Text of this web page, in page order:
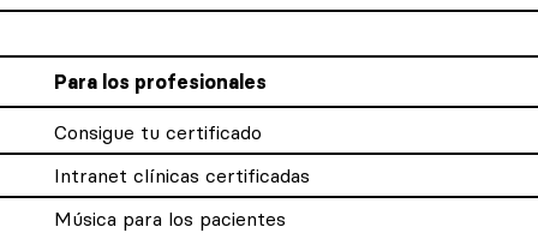
Para los profesionales
Consigue tu certificado
Intranet clínicas certificadas
Música para los pacientes